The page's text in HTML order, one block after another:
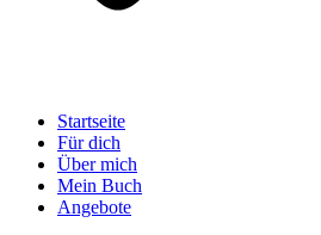
Startseite
Für dich
Über mich
Mein Buch
Angebote